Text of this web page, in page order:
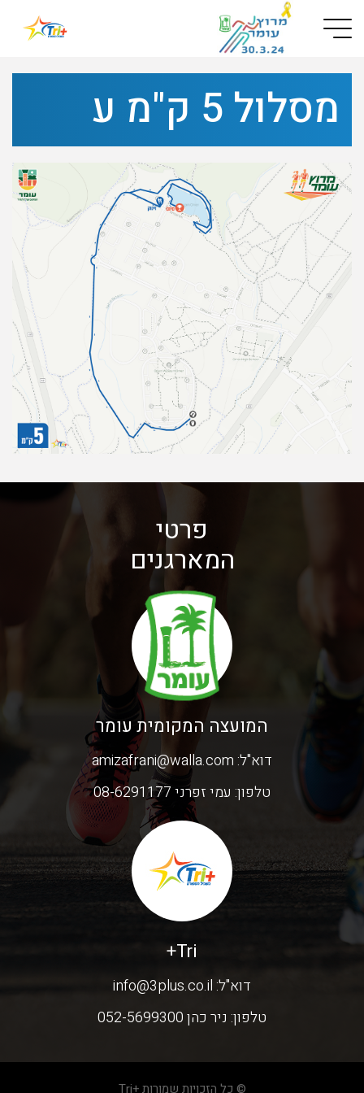
Button used only for devices with a small screen
מסלול 5 ק"מ ע
פרטי
המארגנים
המועצה המקומית עומר
דוא"ל: amizafrani@walla.com
טלפון: עמי זפרני 08-6291177
Tri+
דוא"ל:info@3plus.co.il
טלפון: ניר כהן 052-5699300
© כל הזכויות שמורות +Tri